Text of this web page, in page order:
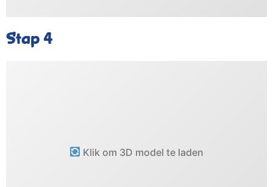
Stap 4
Klik om 3D model te laden